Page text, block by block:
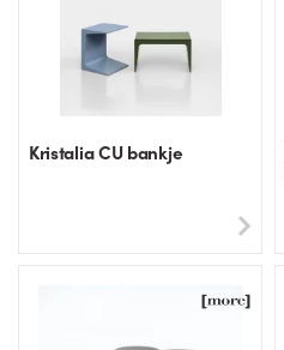
Kristalia CU bankje